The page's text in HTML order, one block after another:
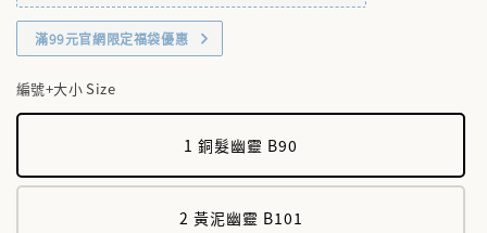
滿99元官網限定福袋優惠
編號+大小 Size
1 銅髮幽靈 B90
2 黃泥幽靈 B101